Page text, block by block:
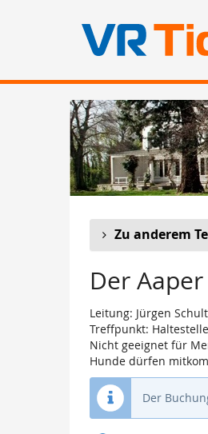
Zu anderem
Der
Leitung: Jürgen
Treffpunkt:
Nicht geeignet für
Hunde dürfen
Der